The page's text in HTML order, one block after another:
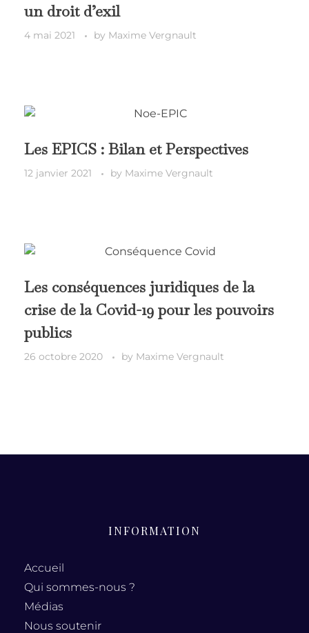
un droit d’exil
4 mai 2021 by Maxime Vergnault
Les EPICS : Bilan et Perspectives
12 janvier 2021 by Maxime Vergnault
Les conséquences juridiques de la
crise de la Covid-19 pour les pouvoirs
publics
26 octobre 2020 by Maxime Vergnault
INFORMATION
Accueil
Qui sommes-nous ?
Médias
Nous soutenir